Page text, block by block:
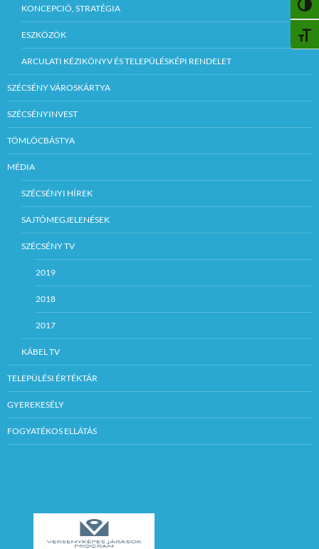
KONCEPCIÓ, STRATÉGIA
ESZKÖZÖK
ARCULATI KÉZIKÖNYV ÉS TELEPÜLÉSKÉPI RENDELET
SZÉCSÉNY VÁROSKÁRTYA
SZÉCSÉNYINVEST
TÖMLÖCBÁSTYA
MÉDIA
SZÉCSÉNYI HÍREK
SAJTÓMEGJELENÉSEK
SZÉCSÉNY TV
2019
2018
2017
KÁBEL TV
TELEPÜLÉSI ÉRTÉKTÁR
GYEREKESÉLY
FOGYATÉKOS ELLÁTÁS